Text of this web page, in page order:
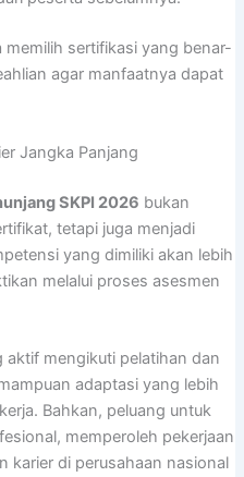
memilih sertifikasi yang benar-
agar manfaatnya dapat
Jangka Panjang
SKPI 2026 bukan
tetapi juga menjadi
yang dimiliki akan lebih
melalui proses asesmen
aktif mengikuti pelatihan dan
adaptasi yang lebih
Bahkan, peluang untuk
memperoleh pekerjaan
karier di perusahaan nasional